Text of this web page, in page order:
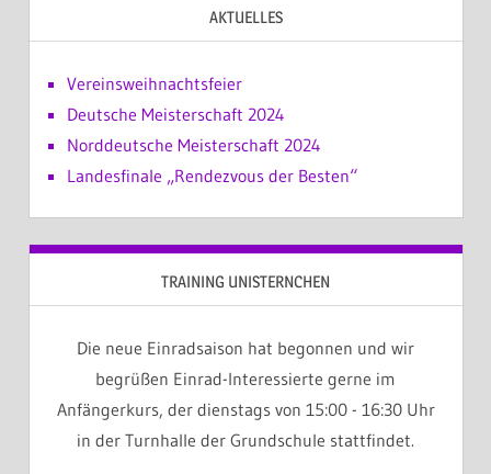
AKTUELLES
Vereinsweihnachtsfeier
Deutsche Meisterschaft 2024
Norddeutsche Meisterschaft 2024
Landesfinale „Rendezvous der Besten“
TRAINING UNISTERNCHEN
Die neue Einradsaison hat begonnen und wir
begrüßen Einrad-Interessierte gerne im
Anfängerkurs, der dienstags von 15:00 - 16:30 Uhr
in der Turnhalle der Grundschule stattfindet.